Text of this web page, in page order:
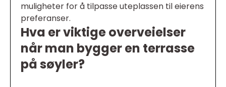
muligheter for å tilpasse uteplassen til eierens
preferanser.
Hva er viktige overveielser
når man bygger en terrasse
på søyler?